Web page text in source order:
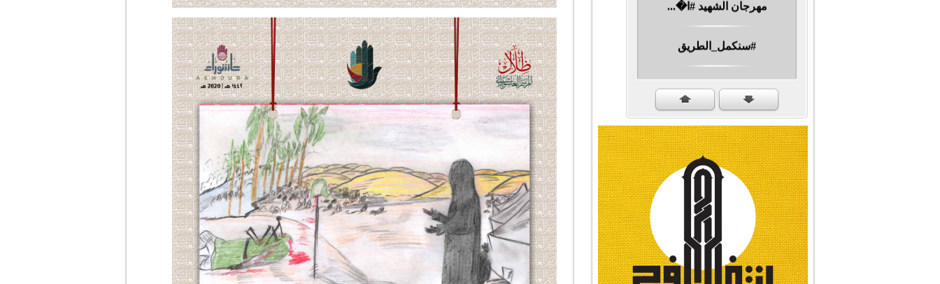
#سنكمل_الطريق
#تبريكات_انتصار_�...
#نداء_الأنبياء
#شجرة_النبوة
#وأنا_على_دين_محم...
#بأمانة_موسى_بن_ج...
#إيران_حرم_فاطمة ...